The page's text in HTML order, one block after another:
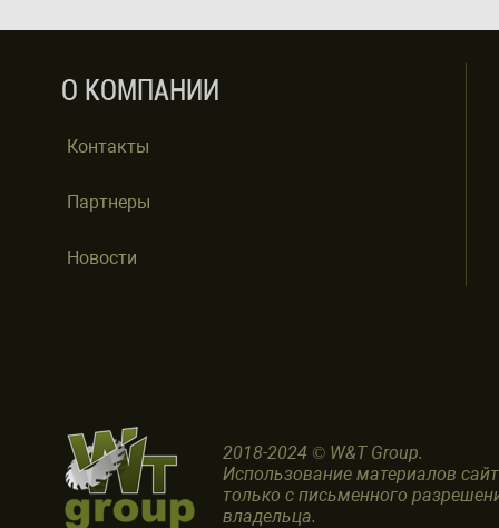
О КОМПАНИИ
Контакты
Партнеры
Новости
2018-2024 © W&T Group.
Использование материалов
только с письменного
владельца.